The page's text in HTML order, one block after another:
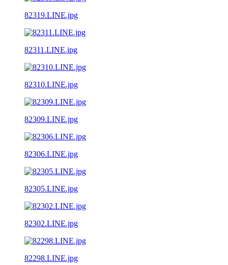
82319.LINE.jpg
82311.LINE.jpg
82310.LINE.jpg
82309.LINE.jpg
82306.LINE.jpg
82305.LINE.jpg
82302.LINE.jpg
82298.LINE.jpg